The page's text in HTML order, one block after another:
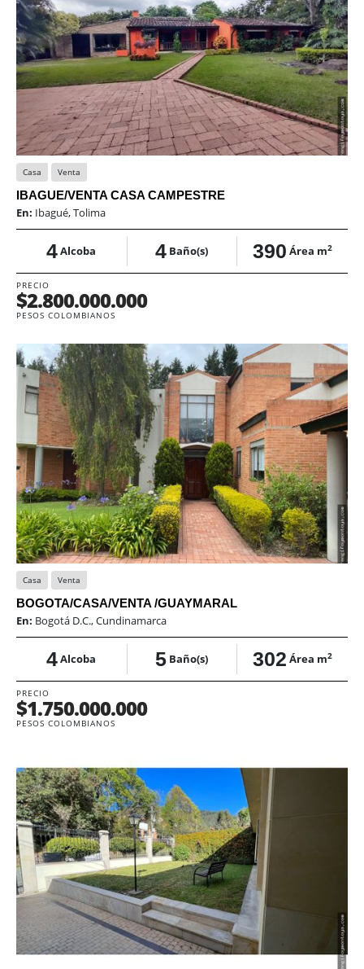
Casa Venta
IBAGUE/VENTA CASA CAMPESTRE
En: Ibagué, Tolima
4Alcoba 4 Baño(s) 390 Área m2
PRECIO
$2.800.000.000
PESOS COLOMBIANOS
Casa Venta
BOGOTA/CASA/VENTA /GUAYMARAL
En: Bogotá D.C., Cundinamarca
4Alcoba 5 Baño(s) 302 Área m2
PRECIO
$1.750.000.000
PESOS COLOMBIANOS